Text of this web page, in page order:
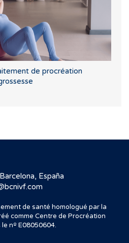
de procréation
España
de santé homologué par la
comme Centre de Procréation
nº E08050604.